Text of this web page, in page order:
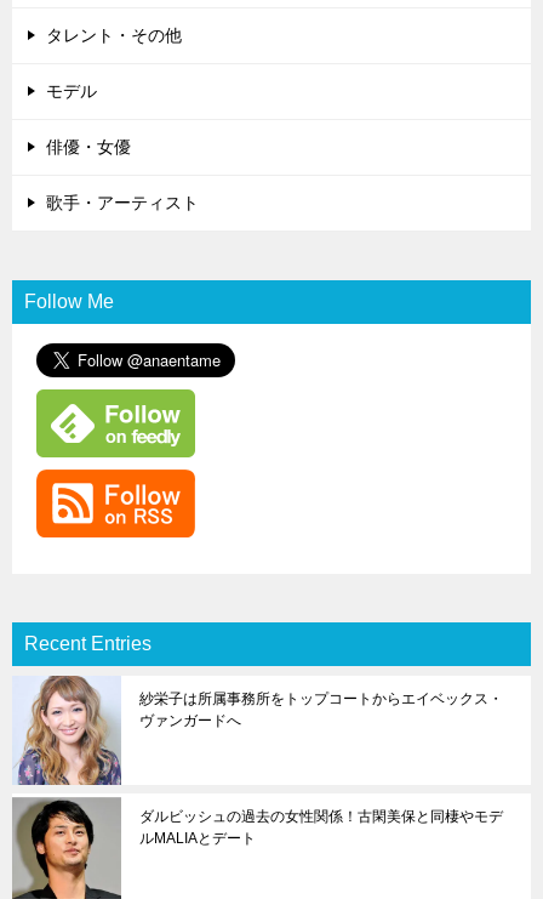
タレント・その他
モデル
俳優・女優
歌手・アーティスト
Follow Me
Recent Entries
紗栄子は所属事務所をトップコートからエイベックス・
ヴァンガードへ
ダルビッシュの過去の女性関係！古閑美保と同棲やモデ
ルMALIAとデート